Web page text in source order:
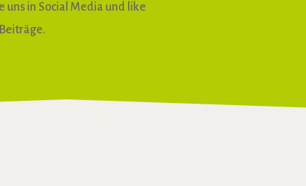
in Social Media und like